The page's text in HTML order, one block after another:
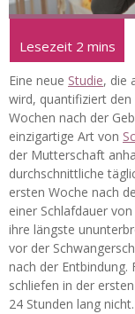
Eine neue Studie, die
wird, quantifiziert den
Wochen nach der
einzigartige Art von
der Mutterschaft
durchschnittliche
ersten Woche nach
einer Schlafdauer
ihre längste
vor der
nach der Entbindung.
schliefen in der
24 Stunden lang nicht.